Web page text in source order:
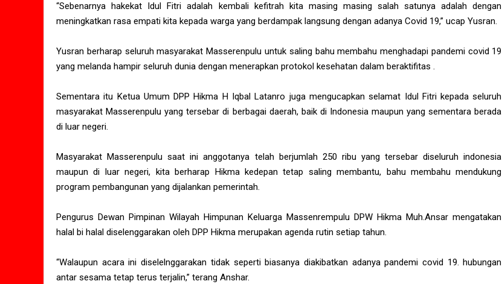
“Sebenarnya hakekat Idul Fitri adalah kembali kefitrah kita masing masing salah satunya adalah dengan
meningkatkan rasa empati kita kepada warga yang berdampak langsung dengan adanya Covid 19,” ucap Yusran.
Yusran berharap seluruh masyarakat Masserenpulu untuk saling bahu membahu menghadapi pandemi covid 19
yang melanda hampir seluruh dunia dengan menerapkan protokol kesehatan dalam beraktifitas .
Sementara itu Ketua Umum DPP Hikma H Iqbal Latanro juga mengucapkan selamat Idul Fitri kepada seluruh
masyarakat Masserenpulu yang tersebar di berbagai daerah, baik di Indonesia maupun yang sementara berada
di luar negeri.
Masyarakat Masserenpulu saat ini anggotanya telah berjumlah 250 ribu yang tersebar diseluruh indonesia
maupun di luar negeri, kita berharap Hikma kedepan tetap saling membantu, bahu membahu mendukung
program pembangunan yang dijalankan pemerintah.
Pengurus Dewan Pimpinan Wilayah Himpunan Keluarga Massenrempulu DPW Hikma Muh.Ansar mengatakan
halal bi halal diselenggarakan oleh DPP Hikma merupakan agenda rutin setiap tahun.
“Walaupun acara ini diselelnggarakan tidak seperti biasanya diakibatkan adanya pandemi covid 19. hubungan
antar sesama tetap terus terjalin,” terang Anshar.